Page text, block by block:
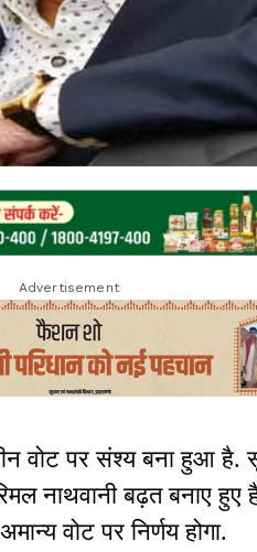
Advertisement
वोट पर संश्य बना हुआ है.
नाथवानी बढ़त बनाए हुए
वोट पर निर्णय होगा.